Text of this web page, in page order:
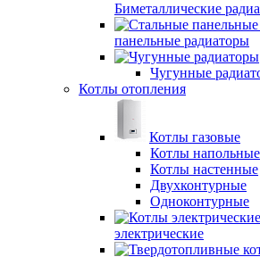
Биметаллические
панельные радиаторы
Чугунные
Котлы отопления
Котлы газовые
Котлы напольные
Котлы настенные
Двухконтурные
Одноконтурные
электрические